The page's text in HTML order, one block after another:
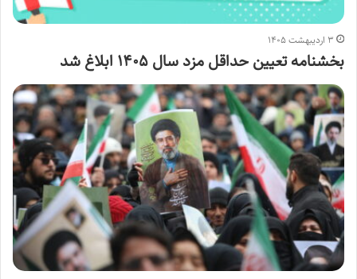
۳ اردیبهشت ۱۴۰۵
بخشنامه تعیین حداقل مزد سال ۱۴۰۵ ابلاغ شد